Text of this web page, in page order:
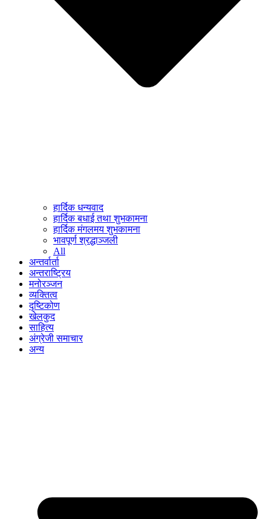
हार्दिक धन्यवाद
हार्दिक बधाई तथा शुभकामना
हार्दिक मंगलमय शुभकामना
भावपूर्ण श्रद्धाञ्जली
All
अन्तर्वार्ता
अन्तराष्ट्रिय
मनोरञ्जन
व्यक्तित्व
दृष्टिकोण
खेलकुद
साहित्य
अंग्रेजी समाचार
अन्य